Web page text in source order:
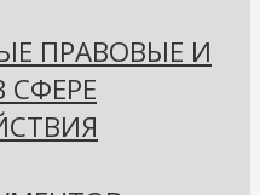
ПРАВОВЫЕ И
СФЕРЕ